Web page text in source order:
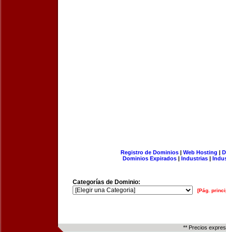
Registro de Dominios| Web Hosting |
Dominios Expirados | Industrias |
Categorías de Dominio:
[Pág.
** Precios